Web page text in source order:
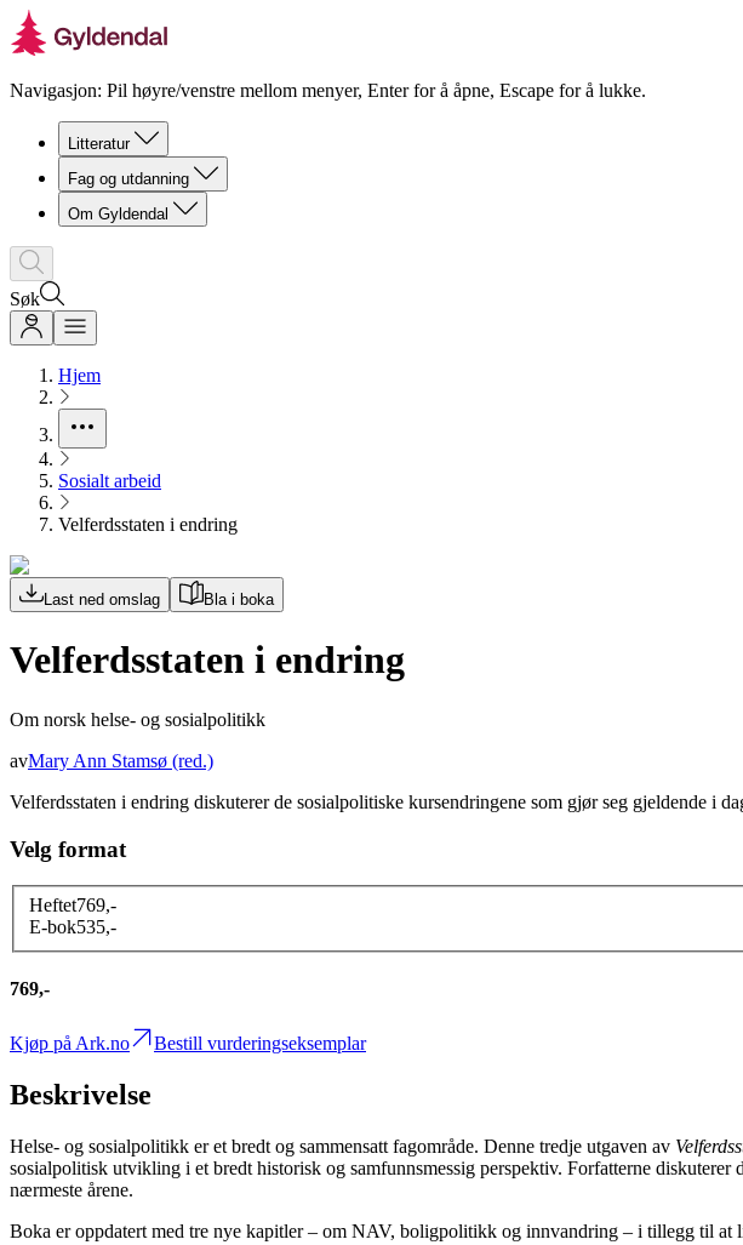
Navigasjon: Pil høyre/venstre mellom menyer, Enter for å åpne, Escape for å lukke.
Litteratur
Fag og utdanning
Om Gyldendal
Søk
Hjem
Sosialt arbeid
Velferdsstaten i endring
Last ned omslag Bla i boka
Velferdsstaten i endring
Om norsk helse- og sosialpolitikk
avMary Ann Stamsø (red.)
Velferdsstaten i endring diskuterer de sosialpolitiske kursendringene som gjør seg gjeldende i
Velg format
Heftet769,-
E-bok535,-
769,-
Kjøp på Ark.no Bestill vurderingseksemplar
Beskrivelse
Helse- og sosialpolitikk er et bredt og sammensatt fagområde. Denne tredje utgaven av
sosialpolitisk utvikling i et bredt historisk og samfunnsmessig perspektiv. Forfatterne
nærmeste årene.
Boka er oppdatert med tre nye kapitler – om NAV, boligpolitikk og innvandring – i tillegg til at